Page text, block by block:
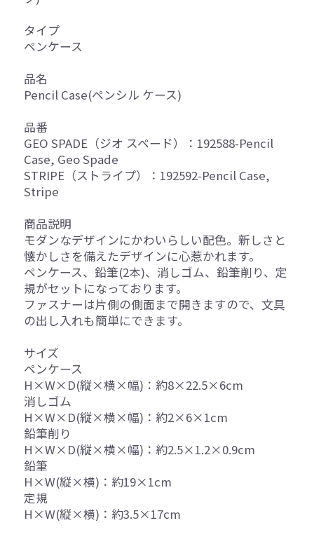
タイプ
ペンケース
品名
Pencil Case(ペンシル ケース)
品番
GEO SPADE（ジオ スペード）：192588-Pencil
Case, Geo Spade
STRIPE（ストライプ）：192592-Pencil Case,
Stripe
商品説明
モダンなデザインにかわいらしい配色。新しさと
懐かしさを備えたデザインに心惹かれます。
ペンケース、鉛筆(2本)、消しゴム、鉛筆削り、定
規がセットになっております。
ファスナーは片側の側面まで開きますので、文具
の出し入れも簡単にできます。
サイズ
ペンケース
H×W×D(縦×横×幅)：約8×22.5×6cm
消しゴム
H×W×D(縦×横×幅)：約2×6×1cm
鉛筆削り
H×W×D(縦×横×幅)：約2.5×1.2×0.9cm
鉛筆
H×W(縦×横)：約19×1cm
定規
H×W(縦×横)：約3.5×17cm